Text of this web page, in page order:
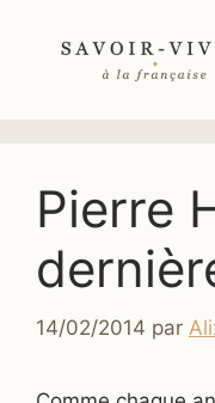
Pierre
14/02/2014 par